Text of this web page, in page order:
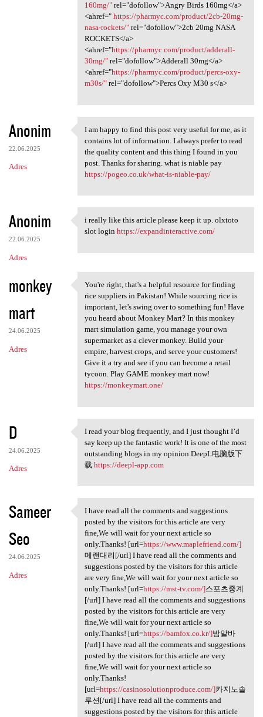
160mg/"rel="dofollow">Angry Birds 160mg</a>
<ahref=" https://pharmyc.com/product/2cb-20mg-
nasa-rockets/"rel="dofollow">2cb 20mg NASA
ROCKETS</a>
<ahref="https://pharmyc.com/product/adderall-
30mg/"rel="dofollow">Adderall 30mg</a>
<ahref="https://pharmyc.com/product/percs-oxy-
m30s/"rel="dofollow">Percs Oxy M30 s</a>
Anonim
22.06.2025
Adres
I am happy to find this post
I am happy to find this post very useful for me, as it
contains lot of information. I always prefer to read
the quality content and this thing I found in you
post. Thanks for sharing. what is niable pay
https://pogeo.co.uk/what-is-niable-pay/
Anonim
22.06.2025
Adres
i really like this article
i really like this article please keep it up. olxtoto
slot login https://expandinteractive.com/
monkey
mart
24.06.2025
Adres
You're right, that's a
You're right, that's a helpful resource for finding
rice suppliers in Pakistan! While sourcing rice is
important, let's swing over to something fun! Have
you heard about Monkey Mart? In this monkey
mart simulation game, you manage your own
supermarket as a clever monkey. Build your
empire, harvest crops, and serve your customers!
Give it a try and see if you can become a retail
tycoon. Play GAME monkey mart now!
https://monkeymart.one/
D
24.06.2025
Adres
I read your blog frequently,
I read your blog frequently, and I just thought I’d
say keep up the fantastic work! It is one of the most
outstanding blogs in my opinion.DeepL电脑版下
载 https://deepl-app.com
Sameer
Seo
24.06.2025
Adres
I have read all the comments
I have read all the comments and suggestions
posted by the visitors for this article are very
fine,We will wait for your next article so
only.Thanks! [url=https://www.maplefriend.com/]
메랜대리[/url] I have read all the comments and
suggestions posted by the visitors for this article
are very fine,We will wait for your next article so
only.Thanks! [url=https://mst-tv.com/]스포츠중계
[/url] I have read all the comments and suggestions
posted by the visitors for this article are very
fine,We will wait for your next article so
only.Thanks! [url=https://bamfox.co.kr/]밤알바
[/url] I have read all the comments and suggestions
posted by the visitors for this article are very
fine,We will wait for your next article so
only.Thanks!
[url=https://casinosolutionproduce.com/]카지노솔
루션[/url] I have read all the comments and
suggestions posted by the visitors for this article